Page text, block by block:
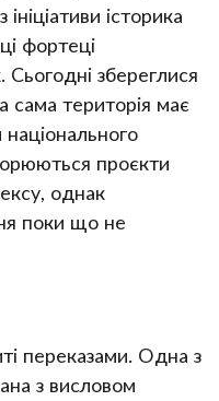
історика
фортеці
Сьогодні збереглися
сама територія має
національного
проєкти
однак
поки що не
переказами. Одна з
з висловом